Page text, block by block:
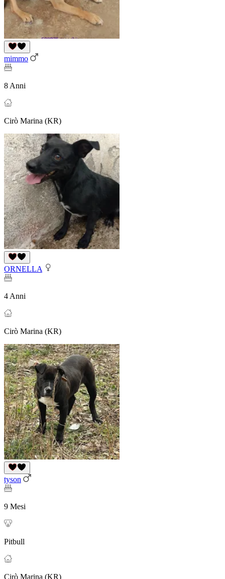
mimmo
8 Anni
Cirò Marina (KR)
ORNELLA
4 Anni
Cirò Marina (KR)
tyson
9 Mesi
Pitbull
Cirò Marina (KR)